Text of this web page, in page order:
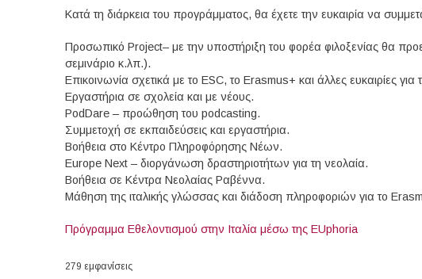
Κατά τη διάρκεια του προγράμματος, θα έχετε την ευκαιρία να
Προσωπικό Project– με την υποστήριξη του φορέα φιλοξενίας θα
σεμινάριο κ.λπ.).
Επικοινωνία σχετικά με το ESC, το Erasmus+ και άλλες ευκαιρίες για
Εργαστήρια σε σχολεία και με νέους.
PodDare – προώθηση του podcasting.
Συμμετοχή σε εκπαιδεύσεις και εργαστήρια.
Βοήθεια στο Κέντρο Πληροφόρησης Νέων.
Europe Next – διοργάνωση δραστηριοτήτων για τη νεολαία.
Βοήθεια σε Κέντρα Νεολαίας Ραβέννα.
Μάθηση της ιταλικής γλώσσας και διάδοση πληροφοριών για το
Πρόγραμμα Εθελοντισμού στην Iταλία μέσω της EUphoria
279 εμφανίσεις